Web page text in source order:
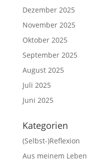
Dezember 2025
November 2025
Oktober 2025
September 2025
August 2025
Juli 2025
Juni 2025
Kategorien
(Selbst-)Reflexion
Aus meinem Leben